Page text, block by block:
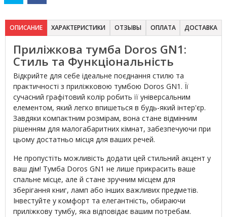
ОПИСАНИЕ ХАРАКТЕРИСТИКИ ОТЗЫВЫ ОПЛАТА ДОСТАВКА
Приліжкова тумба Doros GN1:
Стиль та Функціональність
Відкрийте для себе ідеальне поєднання стилю та
практичності з приліжковою тумбою Doros GN1. Її
сучасний графітовий колір робить її універсальним
елементом, який легко впишеться в будь-який інтер'єр.
Завдяки компактним розмірам, вона стане відмінним
рішенням для малогабаритних кімнат, забезпечуючи при
цьому достатньо місця для ваших речей.
Не пропустіть можливість додати цей стильний акцент у
ваш дім! Тумба Doros GN1 не лише прикрасить ваше
спальне місце, але й стане зручним місцем для
зберігання книг, ламп або інших важливих предметів.
Інвестуйте у комфорт та елегантність, обираючи
приліжкову тумбу, яка відповідає вашим потребам.